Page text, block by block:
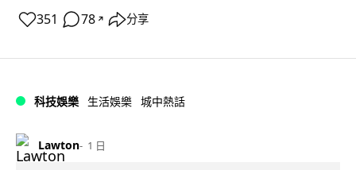
351 78 ↗ 分享
科技娛樂 生活娛樂 城中熱話
Lawton 1 日